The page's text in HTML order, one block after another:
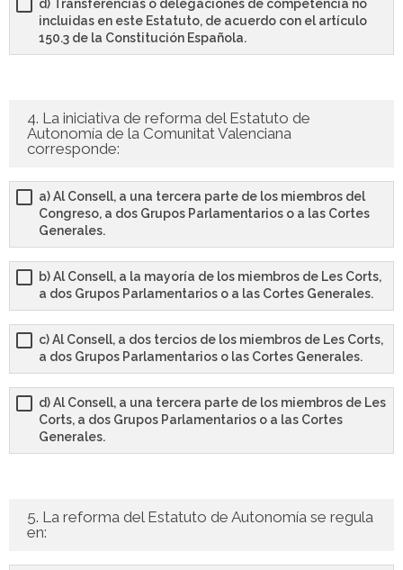
Tu Carrito
d) Transferencias o delegaciones de competencia no
incluidas en este Estatuto, de acuerdo con el artículo
150.3 de la Constitución Española.
4. La iniciativa de reforma del Estatuto de
Autonomía de la Comunitat Valenciana
corresponde:
a) Al Consell, a una tercera parte de los miembros del
Congreso, a dos Grupos Parlamentarios o a las Cortes
Generales.
b) Al Consell, a la mayoría de los miembros de Les Corts,
a dos Grupos Parlamentarios o a las Cortes Generales.
c) Al Consell, a dos tercios de los miembros de Les Corts,
a dos Grupos Parlamentarios o las Cortes Generales.
d) Al Consell, a una tercera parte de los miembros de Les
Corts, a dos Grupos Parlamentarios o a las Cortes
Generales.
5. La reforma del Estatuto de Autonomía se regula
en: